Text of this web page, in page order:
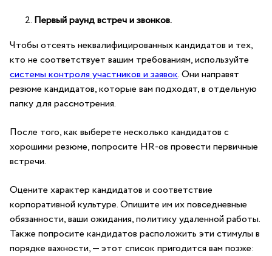
Первый раунд встреч и звонков.
Чтобы отсеять неквалифицированных кандидатов и тех,
кто не соответствует вашим требованиям, используйте
системы контроля участников и заявок. Они направят
резюме кандидатов, которые вам подходят, в отдельную
папку для рассмотрения.
После того, как выберете несколько кандидатов с
хорошими резюме, попросите HR-ов провести первичные
встречи.
Оцените характер кандидатов и соответствие
корпоративной культуре. Опишите им их повседневные
обязанности, ваши ожидания, политику удаленной работы.
Также попросите кандидатов расположить эти стимулы в
порядке важности, — этот список пригодится вам позже: